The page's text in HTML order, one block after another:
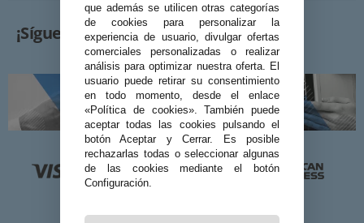
¡Síguenos!
que además se utilicen otras categorías
de cookies para personalizar la
experiencia de usuario, divulgar ofertas
comerciales personalizadas o realizar
análisis para optimizar nuestra oferta. El
usuario puede retirar su consentimiento
en todo momento, desde el enlace
«Política de cookies». También puede
aceptar todas las cookies pulsando el
botón Aceptar y Cerrar. Es posible
rechazarlas todas o seleccionar algunas
de las cookies mediante el botón
Configuración.